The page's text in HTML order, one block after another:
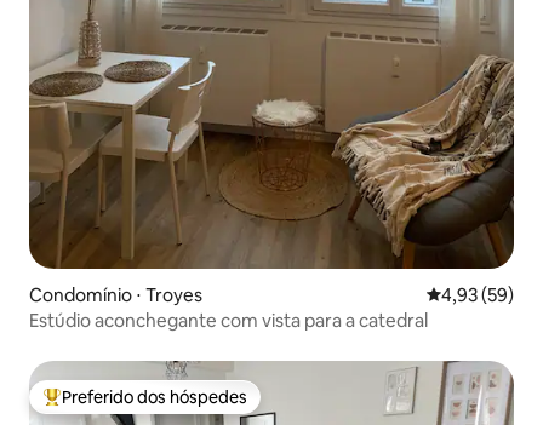
Condomínio ⋅ Troyes 4,93 de uma
4,93 (59)
Estúdio aconchegante com vista para a catedral
Entre os melhores preferidos dos hóspedes
Preferido dos hóspedes